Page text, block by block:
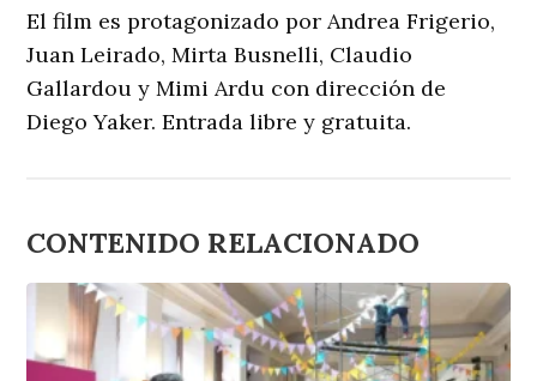
El film es protagonizado por Andrea Frigerio,
Juan Leirado, Mirta Busnelli, Claudio
Gallardou y Mimi Ardu con dirección de
Diego Yaker. Entrada libre y gratuita.
CONTENIDO RELACIONADO